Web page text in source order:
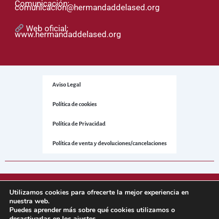
Comunicación:
comunicacion@hermandaddelased.org
Web oficial:
www.hermandaddelased.org
Aviso Legal
Política de cookies
Política de Privacidad
Política de venta y devoluciones/cancelaciones
Sitio web desarrollado porNetNerman– Gestión Integral de
Utilizamos cookies para ofrecerte la mejor experiencia en
nuestra web.
Puedes aprender más sobre qué cookies utilizamos o